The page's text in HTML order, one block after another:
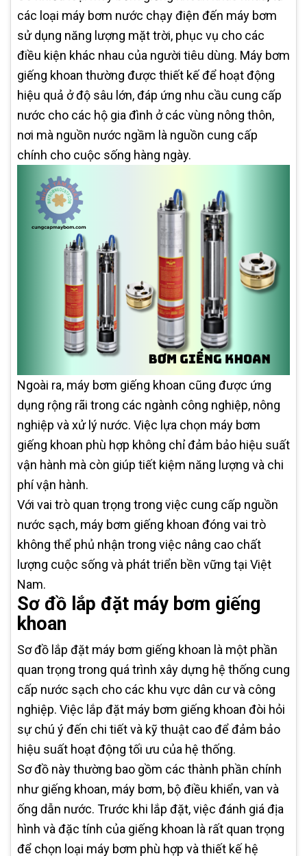
các loại máy bơm nước chạy điện đến máy bơm
sử dụng năng lượng mặt trời, phục vụ cho các
điều kiện khác nhau của người tiêu dùng. Máy bơm
giếng khoan thường được thiết kế để hoạt động
hiệu quả ở độ sâu lớn, đáp ứng nhu cầu cung cấp
nước cho các hộ gia đình ở các vùng nông thôn,
nơi mà nguồn nước ngầm là nguồn cung cấp
chính cho cuộc sống hàng ngày.
Ngoài ra, máy bơm giếng khoan cũng được ứng
dụng rộng rãi trong các ngành công nghiệp, nông
nghiệp và xử lý nước. Việc lựa chọn máy bơm
giếng khoan phù hợp không chỉ đảm bảo hiệu suất
vận hành mà còn giúp tiết kiệm năng lượng và chi
phí vận hành.
Với vai trò quan trọng trong việc cung cấp nguồn
nước sạch, máy bơm giếng khoan đóng vai trò
không thể phủ nhận trong việc nâng cao chất
lượng cuộc sống và phát triển bền vững tại Việt
Nam.
Sơ đồ lắp đặt máy bơm giếng
khoan
Sơ đồ lắp đặt máy bơm giếng khoan là một phần
quan trọng trong quá trình xây dựng hệ thống cung
cấp nước sạch cho các khu vực dân cư và công
nghiệp. Việc lắp đặt máy bơm giếng khoan đòi hỏi
sự chú ý đến chi tiết và kỹ thuật cao để đảm bảo
hiệu suất hoạt động tối ưu của hệ thống.
Sơ đồ này thường bao gồm các thành phần chính
như giếng khoan, máy bơm, bộ điều khiển, van và
ống dẫn nước. Trước khi lắp đặt, việc đánh giá địa
hình và đặc tính của giếng khoan là rất quan trọng
để chọn loại máy bơm phù hợp và thiết kế hệ